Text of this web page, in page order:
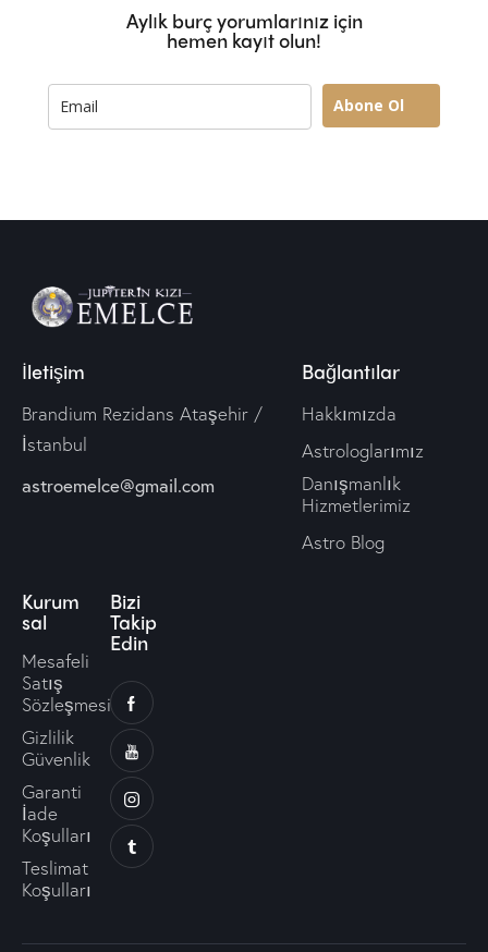
Aylık burç yorumlarınız için
hemen kayıt olun!
Abone Ol
İletişim
Brandium Rezidans Ataşehir /
İstanbul
astroemelce@gmail.com
Bağlantılar
Hakkımızda
Astrologlarımız
Danışmanlık
Hizmetlerimiz
Astro Blog
Kurum
sal
Mesafeli
Satış
Sözleşmesi
Gizlilik
Güvenlik
Garanti
İade
Koşulları
Teslimat
Koşulları
Bizi
Takip
Edin